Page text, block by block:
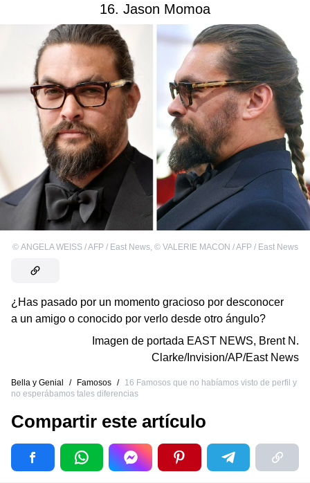
16. Jason Momoa
© ANGELA WEISS / AFP / East News, © VALERIE MACON / AFP / East News
¿Has pasado por un momento gracioso por desconocer
a un amigo o conocido por verlo desde otro ángulo?
Imagen de portada EAST NEWS, Brent N.
Clarke/Invision/AP/East News
Bella y Genial / Famosos /
16 Famosos que no habíamos visto de perfil y
no esperábamos tales diferencias
Compartir este artículo